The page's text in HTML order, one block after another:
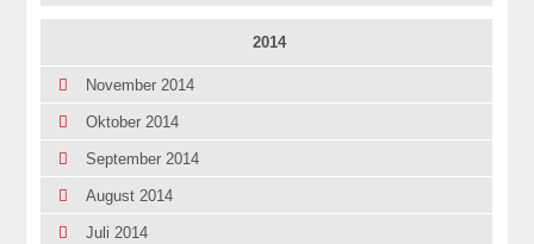
2014
November 2014
Oktober 2014
September 2014
August 2014
Juli 2014